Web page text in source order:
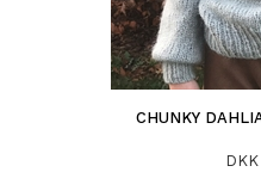
CHUNKY